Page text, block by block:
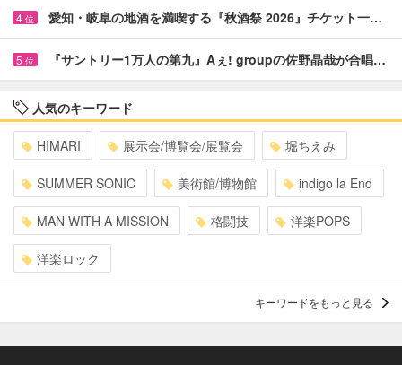
4 位 愛知・岐阜の地酒を満喫する『秋酒祭 2026』チケット一…
5 位 『サントリー1万人の第九』Aぇ! groupの佐野晶哉が合唱…
人気のキーワード
HIMARI 展示会/博覧会/展覧会 堀ちえみ
SUMMER SONIC 美術館/博物館 indigo la End
MAN WITH A MISSION 格闘技 洋楽POPS
洋楽ロック
キーワードをもっと見る